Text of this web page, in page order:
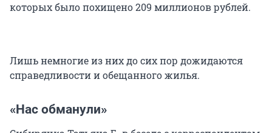
которых было похищено 209 миллионов рублей.
Лишь немногие из них до сих пор дожидаются
справедливости и обещанного жилья.
«Нас обманули»